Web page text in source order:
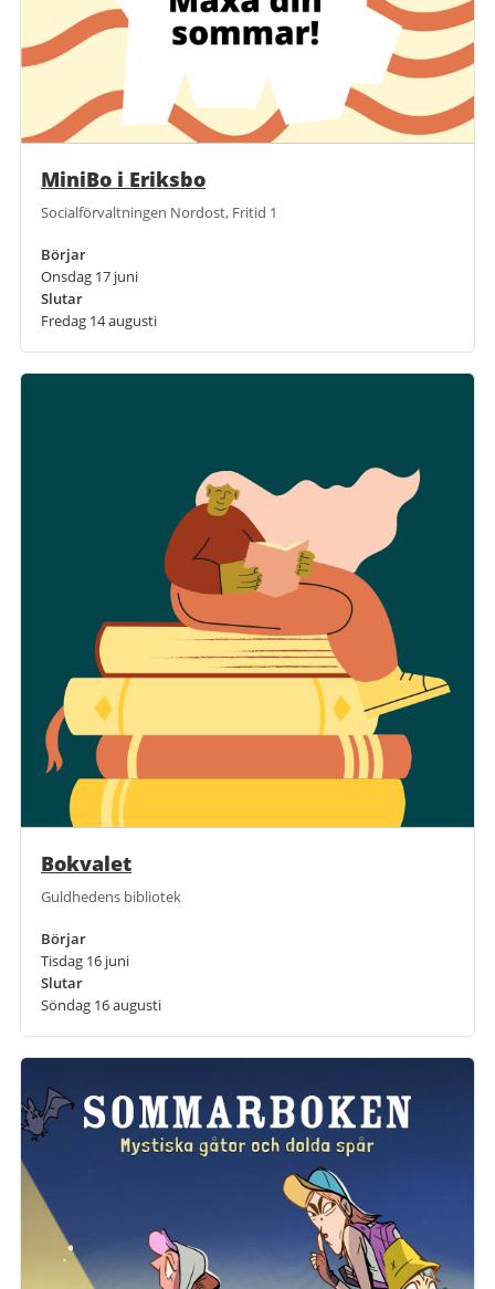
MiniBo i Eriksbo
Socialförvaltningen Nordost, Fritid 1
Börjar
Onsdag 17 juni
Slutar
Fredag 14 augusti
Bokvalet
Guldhedens bibliotek
Börjar
Tisdag 16 juni
Slutar
Söndag 16 augusti